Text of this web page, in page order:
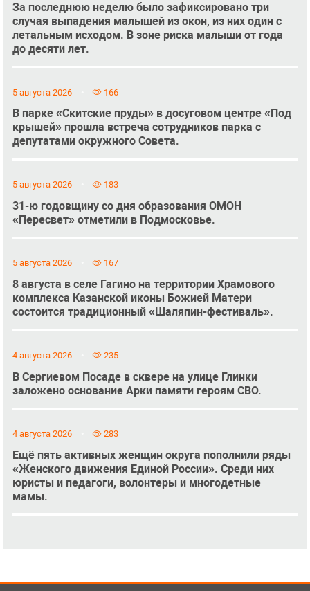
За последнюю неделю было зафиксировано три
случая выпадения малышей из окон, из них один с
летальным исходом. В зоне риска малыши от года
до десяти лет.
5 августа 2026 166
В парке «Скитские пруды» в досуговом центре «Под
крышей» прошла встреча сотрудников парка с
депутатами окружного Совета.
5 августа 2026 183
31-ю годовщину со дня образования ОМОН
«Пересвет» отметили в Подмосковье.
5 августа 2026 167
8 августа в селе Гагино на территории Храмового
комплекса Казанской иконы Божией Матери
состоится традиционный «Шаляпин-фестиваль».
4 августа 2026 235
В Сергиевом Посаде в сквере на улице Глинки
заложено основание Арки памяти героям СВО.
4 августа 2026 283
Ещё пять активных женщин округа пополнили ряды
«Женского движения Единой России». Среди них
юристы и педагоги, волонтеры и многодетные
мамы.